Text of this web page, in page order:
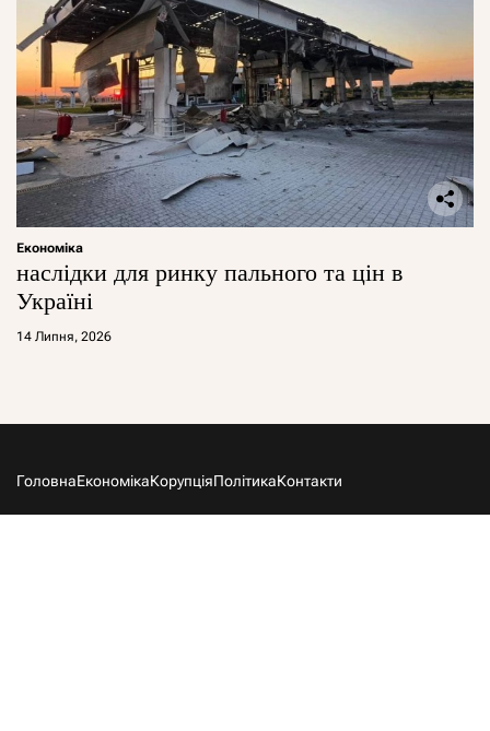
Економіка
наслідки для ринку пального та цін в
Україні
14 Липня, 2026
ГоловнаЕкономікаКорупціяПолітикаКонтакти